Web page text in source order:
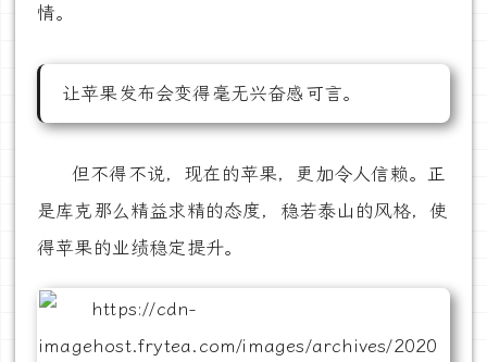
情。
让苹果发布会变得毫无兴奋感可言。
但不得不说，现在的苹果，更加令人信赖。正
是库克那么精益求精的态度，稳若泰山的风格，使
得苹果的业绩稳定提升。